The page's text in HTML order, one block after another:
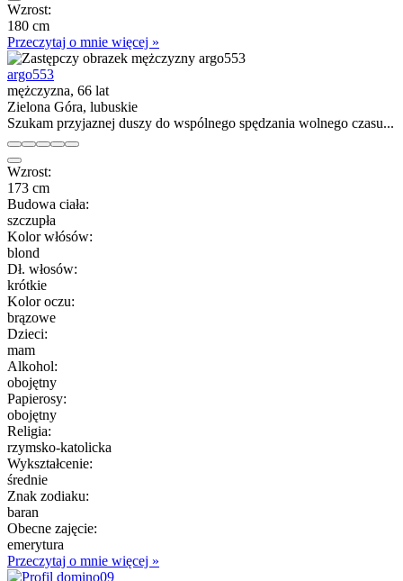
Wzrost:
180 cm
Przeczytaj o mnie więcej »
argo553
mężczyzna, 66 lat
Zielona Góra, lubuskie
Szukam przyjaznej duszy do wspólnego spędzania wolnego czasu...
Wzrost:
173 cm
Budowa ciała:
szczupła
Kolor włósów:
blond
Dł. włosów:
krótkie
Kolor oczu:
brązowe
Dzieci:
mam
Alkohol:
obojętny
Papierosy:
obojętny
Religia:
rzymsko-katolicka
Wykształcenie:
średnie
Znak zodiaku:
baran
Obecne zajęcie:
emerytura
Przeczytaj o mnie więcej »